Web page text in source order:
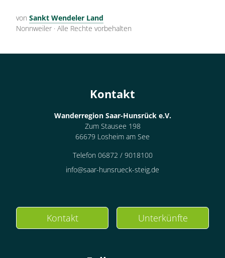
von Sankt Wendeler Land
Nonnweiler · Alle Rechte vorbehalten
Kontakt
Wanderregion Saar-Hunsrück e.V.
Zum Stausee 198
66679 Losheim am See
Telefon 06872 / 9018100
info@saar-hunsrueck-steig.de
Kontakt Unterkünfte